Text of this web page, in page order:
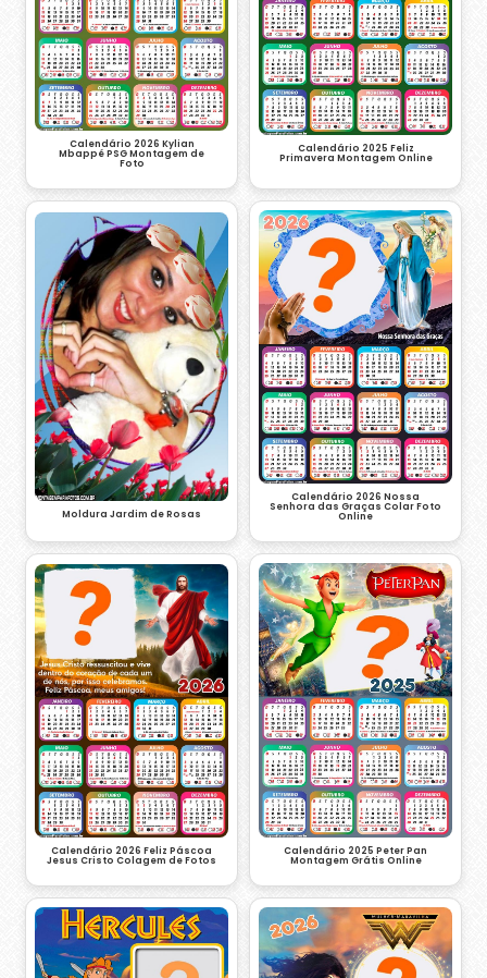
Calendário 2026 Kylian
Mbappé PSG Montagem de
Foto
Calendário 2025 Feliz
Primavera Montagem Online
Moldura Jardim de Rosas
Calendário 2026 Nossa
Senhora das Graças Colar Foto
Online
Calendário 2026 Feliz Páscoa
Jesus Cristo Colagem de Fotos
Calendário 2025 Peter Pan
Montagem Grátis Online